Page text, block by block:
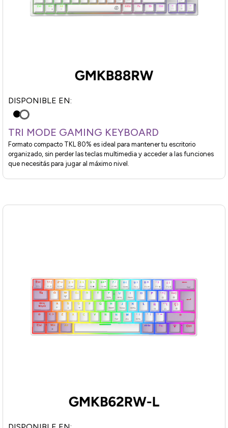
DISPONIBLE EN:
TRI MODE GAMING KEYBOARD
Formato compacto TKL 80% es ideal para mantener tu escritorio
organizado, sin perder las teclas multimedia y acceder a las funciones
que necesitás para jugar al máximo nivel.